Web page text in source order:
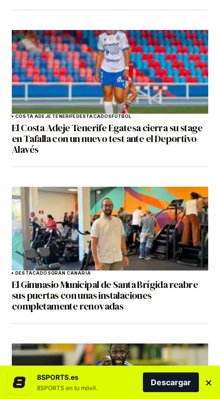
COSTA ADEJE TENERIFEDESTACADOSFÚTBOL
El Costa Adeje Tenerife Egatesa cierra su stage
en Tafalla con un nuevo test ante el Deportivo
Alavés
DESTACADOSGRAN CANARIA
El Gimnasio Municipal de Santa Brígida reabre
sus puertas con unas instalaciones
completamente renovadas
8SPORTS.es
8SPORTS en tu móvil.
Descargar ×